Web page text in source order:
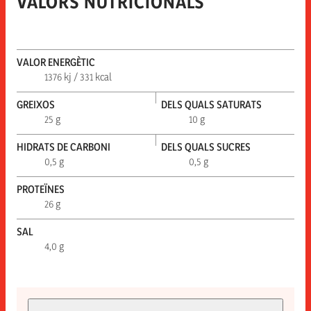
VALOR ENERGÈTIC
1376 kj / 331 kcal
GREIXOS
25 g
DELS QUALS SATURATS
10 g
HIDRATS DE CARBONI
0,5 g
DELS QUALS SUCRES
0,5 g
PROTEÏNES
26 g
SAL
4,0 g